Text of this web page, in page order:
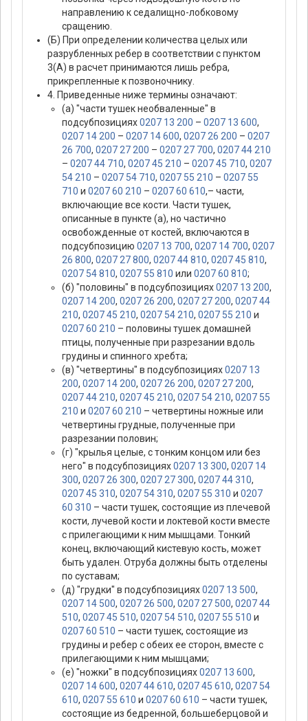
направлению к седалищно-лобковому
сращению.
(Б) При определении количества целых или
разрубленных ребер в соответствии с пунктом
3(А) в расчет принимаются лишь ребра,
прикрепленные к позвоночнику.
4. Приведенные ниже термины означают:
(а) "части тушек необваленные" в
подсубпозициях0207 13 200 – 0207 13 600,
0207 14 200 – 0207 14 600, 0207 26 200 – 0207
26 700, 0207 27 200 – 0207 27 700, 0207 44 210
– 0207 44 710, 0207 45 210 – 0207 45 710, 0207
54 210 – 0207 54 710, 0207 55 210 – 0207 55
710 и 0207 60 210 – 0207 60 610,– части,
включающие все кости. Части тушек,
описанные в пункте (а), но частично
освобожденные от костей, включаются в
подсубпозицию 0207 13 700, 0207 14 700, 0207
26 800, 0207 27 800, 0207 44 810, 0207 45 810,
0207 54 810, 0207 55 810 или 0207 60 810;
(б) "половины" в подсубпозициях0207 13 200,
0207 14 200, 0207 26 200, 0207 27 200, 0207 44
210, 0207 45 210, 0207 54 210, 0207 55 210 и
0207 60 210 – половины тушек домашней
птицы, полученные при разрезании вдоль
грудины и спинного хребта;
(в) "четвертины" в подсубпозициях0207 13
200, 0207 14 200, 0207 26 200, 0207 27 200,
0207 44 210, 0207 45 210, 0207 54 210, 0207 55
210 и 0207 60 210 – четвертины ножные или
четвертины грудные, полученные при
разрезании половин;
(г) "крылья целые, с тонким концом или без
него" в подсубпозициях0207 13 300, 0207 14
300, 0207 26 300, 0207 27 300, 0207 44 310,
0207 45 310, 0207 54 310, 0207 55 310 и 0207
60 310 – части тушек, состоящие из плечевой
кости, лучевой кости и локтевой кости вместе
с прилегающими к ним мышцами. Тонкий
конец, включающий кистевую кость, может
быть удален. Отруба должны быть отделены
по суставам;
(д) "грудки" в подсубпозициях0207 13 500,
0207 14 500, 0207 26 500, 0207 27 500, 0207 44
510, 0207 45 510, 0207 54 510, 0207 55 510 и
0207 60 510 – части тушек, состоящие из
грудины и ребер с обеих ее сторон, вместе с
прилегающими к ним мышцами;
(е) "ножки" в подсубпозициях0207 13 600,
0207 14 600, 0207 44 610, 0207 45 610, 0207 54
610, 0207 55 610 и 0207 60 610 – части тушек,
состоящие из бедренной, большеберцовой и